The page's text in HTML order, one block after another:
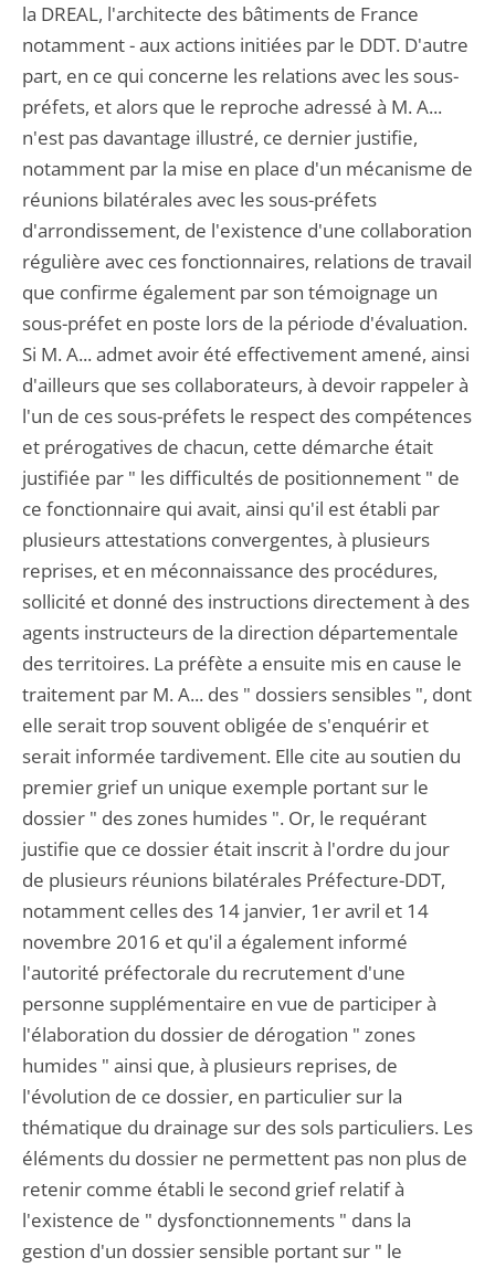
la DREAL, l'architecte des bâtiments de France
notamment - aux actions initiées par le DDT. D'autre
part, en ce qui concerne les relations avec les sous-
préfets, et alors que le reproche adressé à M. A...
n'est pas davantage illustré, ce dernier justifie,
notamment par la mise en place d'un mécanisme de
réunions bilatérales avec les sous-préfets
d'arrondissement, de l'existence d'une collaboration
régulière avec ces fonctionnaires, relations de travail
que confirme également par son témoignage un
sous-préfet en poste lors de la période d'évaluation.
Si M. A... admet avoir été effectivement amené, ainsi
d'ailleurs que ses collaborateurs, à devoir rappeler à
l'un de ces sous-préfets le respect des compétences
et prérogatives de chacun, cette démarche était
justifiée par " les difficultés de positionnement " de
ce fonctionnaire qui avait, ainsi qu'il est établi par
plusieurs attestations convergentes, à plusieurs
reprises, et en méconnaissance des procédures,
sollicité et donné des instructions directement à des
agents instructeurs de la direction départementale
des territoires. La préfète a ensuite mis en cause le
traitement par M. A... des " dossiers sensibles ", dont
elle serait trop souvent obligée de s'enquérir et
serait informée tardivement. Elle cite au soutien du
premier grief un unique exemple portant sur le
dossier " des zones humides ". Or, le requérant
justifie que ce dossier était inscrit à l'ordre du jour
de plusieurs réunions bilatérales Préfecture-DDT,
notamment celles des 14 janvier, 1er avril et 14
novembre 2016 et qu'il a également informé
l'autorité préfectorale du recrutement d'une
personne supplémentaire en vue de participer à
l'élaboration du dossier de dérogation " zones
humides " ainsi que, à plusieurs reprises, de
l'évolution de ce dossier, en particulier sur la
thématique du drainage sur des sols particuliers. Les
éléments du dossier ne permettent pas non plus de
retenir comme établi le second grief relatif à
l'existence de " dysfonctionnements " dans la
gestion d'un dossier sensible portant sur " le